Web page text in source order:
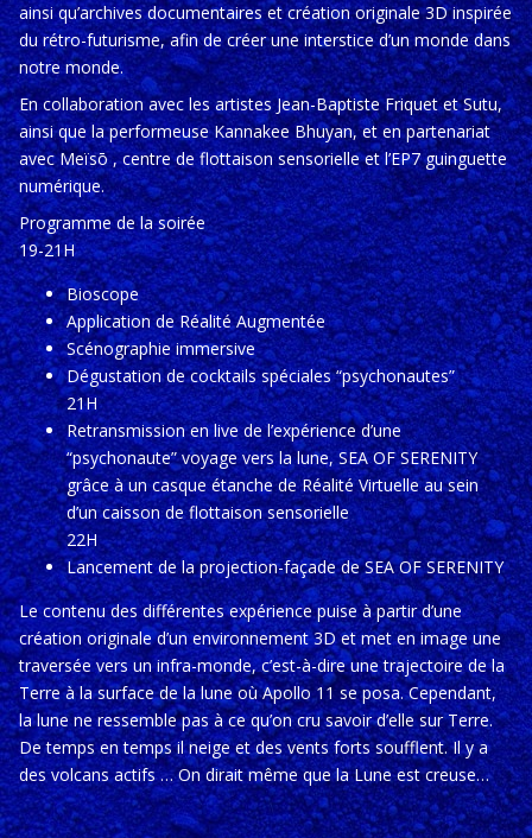
ainsi qu’archives documentaires et création originale 3D inspirée
du rétro-futurisme, afin de créer une interstice d’un monde dans
notre monde.
En collaboration avec les artistes Jean-Baptiste Friquet et Sutu,
ainsi que la performeuse Kannakee Bhuyan, et en partenariat
avec Meïsō , centre de flottaison sensorielle et l’EP7 guinguette
numérique.
Programme de la soirée
19-21H
Bioscope
Application de Réalité Augmentée
Scénographie immersive
Dégustation de cocktails spéciales “psychonautes”
21H
Retransmission en live de l’expérience d’une
“psychonaute” voyage vers la lune, SEA OF SERENITY
grâce à un casque étanche de Réalité Virtuelle au sein
d’un caisson de flottaison sensorielle
22H
Lancement de la projection-façade de SEA OF SERENITY
Le contenu des différentes expérience puise à partir d’une
création originale d’un environnement 3D et met en image une
traversée vers un infra-monde, c’est-à-dire une trajectoire de la
Terre à la surface de la lune où Apollo 11 se posa. Cependant,
la lune ne ressemble pas à ce qu’on cru savoir d’elle sur Terre.
De temps en temps il neige et des vents forts soufflent. Il y a
des volcans actifs … On dirait même que la Lune est creuse…